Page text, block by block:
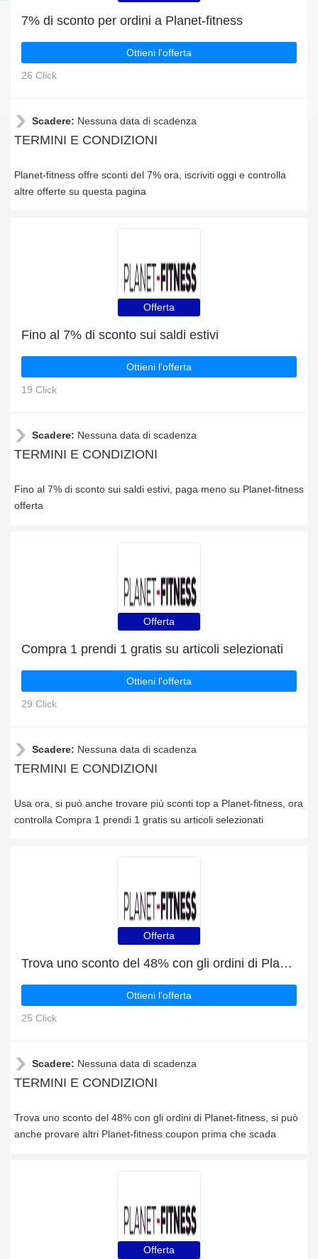
7% di sconto per ordini a Planet-fitness
Ottieni l'offerta
26 Click
Scadere: Nessuna data di scadenza
TERMINI E CONDIZIONI
Planet-fitness offre sconti del 7% ora, iscriviti oggi e controlla
altre offerte su questa pagina
Offerta
Fino al 7% di sconto sui saldi estivi
Ottieni l'offerta
19 Click
Scadere: Nessuna data di scadenza
TERMINI E CONDIZIONI
Fino al 7% di sconto sui saldi estivi, paga meno su Planet-fitness
offerta
Offerta
Compra 1 prendi 1 gratis su articoli selezionati
Ottieni l'offerta
29 Click
Scadere: Nessuna data di scadenza
TERMINI E CONDIZIONI
Usa ora, si può anche trovare più sconti top a Planet-fitness, ora
controlla Compra 1 prendi 1 gratis su articoli selezionati
Offerta
Trova uno sconto del 48% con gli ordini di Planet-fitness
Ottieni l'offerta
25 Click
Scadere: Nessuna data di scadenza
TERMINI E CONDIZIONI
Trova uno sconto del 48% con gli ordini di Planet-fitness, si può
anche provare altri Planet-fitness coupon prima che scada
Offerta